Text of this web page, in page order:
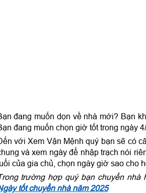
đang muốn dọn về nhà mới? Bạn
đang muốn chọn giờ tốt trong ngày
với Xem Vận Mệnh quý bạn sẽ có
và xem ngày để nhập trạch nói
của gia chủ, chọn ngày giờ sao cho
trường hợp quý bạn chuyển nhà
tốt chuyển nhà năm 2025